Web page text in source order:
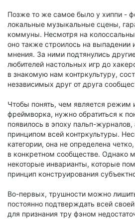
Позже то же самое было у хиппи -
локальные музыкальные сцены,
коммуны. Несмотря на
оно также строилось на выпадении
мнения. За ними подтянулись
любителей настольных игр до
в знакомую нам контркультуру,
независимых друг от друга
Чтобы понять, чем является режим
фреймворка, нужно обратиться к
появилось в эпоху пальп-
принципом всей контркультуры.
категории, она не определена
в конкретном сообществе. Однако
некоторые инварианты, которые
принцип конструирования
Во-первых, трушности можно
постоянно подтверждать всей
для признания тру фэном